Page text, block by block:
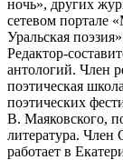
ночь», других
сетевом портале
Уральская
Редактор-
антологий. Член
поэтическая
поэтических
В. Маяковского,
литература. Член
работает в